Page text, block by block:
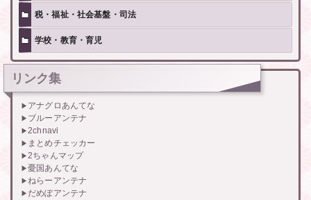
税・福祉・社会基盤・司法
学校・教育・育児
リンク集
アナグロあんてな
ブルーアンテナ
2chnavi
まとめチェッカー
2ちゃんマップ
憂国あんてな
ねらーアンテナ
だめぽアンテナ